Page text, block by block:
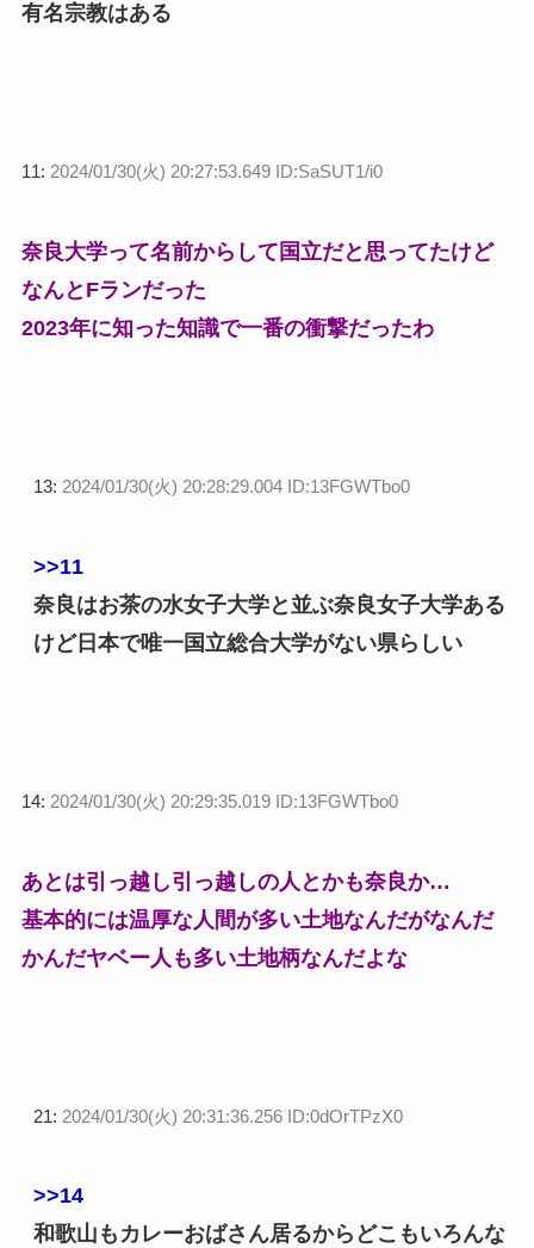
有名宗教はある
11: 2024/01/30(火) 20:27:53.649 ID:SaSUT1/i0
奈良大学って名前からして国立だと思ってたけど
なんとFランだった
2023年に知った知識で一番の衝撃だったわ
13: 2024/01/30(火) 20:28:29.004 ID:13FGWTbo0
>>11
奈良はお茶の水女子大学と並ぶ奈良女子大学ある
けど日本で唯一国立総合大学がない県らしい
14: 2024/01/30(火) 20:29:35.019 ID:13FGWTbo0
あとは引っ越し引っ越しの人とかも奈良か…
基本的には温厚な人間が多い土地なんだがなんだ
かんだヤベー人も多い土地柄なんだよな
21: 2024/01/30(火) 20:31:36.256 ID:0dOrTPzX0
>>14
和歌山もカレーおばさん居るからどこもいろんな